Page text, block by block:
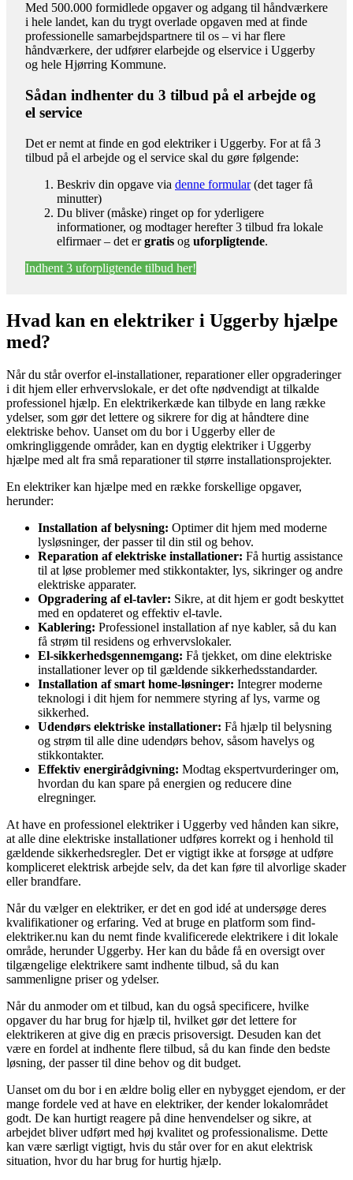
Med 500.000 formidlede opgaver og adgang til håndværkere
i hele landet, kan du trygt overlade opgaven med at finde
professionelle samarbejdspartnere til os – vi har flere
håndværkere, der udfører elarbejde og elservice i Uggerby
og hele Hjørring Kommune.
Sådan indhenter du 3 tilbud på el arbejde og
el service
Det er nemt at finde en god elektriker i Uggerby. For at få 3
tilbud på el arbejde og el service skal du gøre følgende:
Beskriv din opgave via denne formular(det tager få
minutter)
Du bliver (måske) ringet op for yderligere
informationer, og modtager herefter 3 tilbud fra lokale
elfirmaer – det ergratis og uforpligtende.
Indhent 3 uforpligtende tilbud her!
Hvad kan en elektriker i Uggerby hjælpe
med?
Når du står overfor el-installationer, reparationer eller opgraderinger
i dit hjem eller erhvervslokale, er det ofte nødvendigt at tilkalde
professionel hjælp. En elektrikerkæde kan tilbyde en lang række
ydelser, som gør det lettere og sikrere for dig at håndtere dine
elektriske behov. Uanset om du bor i Uggerby eller de
omkringliggende områder, kan en dygtig elektriker i Uggerby
hjælpe med alt fra små reparationer til større installationsprojekter.
En elektriker kan hjælpe med en række forskellige opgaver,
herunder:
Installation af belysning: Optimer dit hjem med moderne
lysløsninger, der passer til din stil og behov.
Reparation af elektriske installationer: Få hurtig assistance
til at løse problemer med stikkontakter, lys, sikringer og andre
elektriske apparater.
Opgradering af el-tavler: Sikre, at dit hjem er godt beskyttet
med en opdateret og effektiv el-tavle.
Kablering: Professionel installation af nye kabler, så du kan
få strøm til residens og erhvervslokaler.
El-sikkerhedsgennemgang: Få tjekket, om dine elektriske
installationer lever op til gældende sikkerhedsstandarder.
Installation af smart home-løsninger: Integrer moderne
teknologi i dit hjem for nemmere styring af lys, varme og
sikkerhed.
Udendørs elektriske installationer: Få hjælp til belysning
og strøm til alle dine udendørs behov, såsom havelys og
stikkontakter.
Effektiv energirådgivning: Modtag ekspertvurderinger om,
hvordan du kan spare på energien og reducere dine
elregninger.
At have en professionel elektriker i Uggerby ved hånden kan sikre,
at alle dine elektriske installationer udføres korrekt og i henhold til
gældende sikkerhedsregler. Det er vigtigt ikke at forsøge at udføre
kompliceret elektrisk arbejde selv, da det kan føre til alvorlige skader
eller brandfare.
Når du vælger en elektriker, er det en god idé at undersøge deres
kvalifikationer og erfaring. Ved at bruge en platform som find-
elektriker.nu kan du nemt finde kvalificerede elektrikere i dit lokale
område, herunder Uggerby. Her kan du både få en oversigt over
tilgængelige elektrikere samt indhente tilbud, så du kan
sammenligne priser og ydelser.
Når du anmoder om et tilbud, kan du også specificere, hvilke
opgaver du har brug for hjælp til, hvilket gør det lettere for
elektrikeren at give dig en præcis prisoversigt. Desuden kan det
være en fordel at indhente flere tilbud, så du kan finde den bedste
løsning, der passer til dine behov og dit budget.
Uanset om du bor i en ældre bolig eller en nybygget ejendom, er der
mange fordele ved at have en elektriker, der kender lokalområdet
godt. De kan hurtigt reagere på dine henvendelser og sikre, at
arbejdet bliver udført med høj kvalitet og professionalisme. Dette
kan være særligt vigtigt, hvis du står over for en akut elektrisk
situation, hvor du har brug for hurtig hjælp.